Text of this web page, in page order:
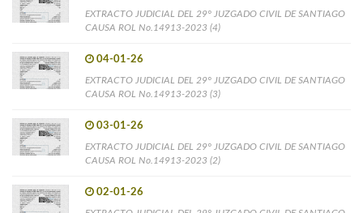
EXTRACTO JUDICIAL DEL 29° JUZGADO CIVIL DE SANTIAGO
CAUSA ROL No.14913-2023 (4)
04-01-26
EXTRACTO JUDICIAL DEL 29° JUZGADO CIVIL DE SANTIAGO
CAUSA ROL No.14913-2023 (3)
03-01-26
EXTRACTO JUDICIAL DEL 29° JUZGADO CIVIL DE SANTIAGO
CAUSA ROL No.14913-2023 (2)
02-01-26